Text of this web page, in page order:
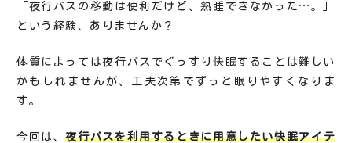
「夜行バスの移動は便利だけど、熟睡できなかった…。」
という経験、ありませんか？
体質によっては夜行バスでぐっすり快眠することは難しい
かもしれませんが、工夫次第でずっと眠りやすくなりま
す。
今回は、夜行バスを利用するときに用意したい快眠アイテ